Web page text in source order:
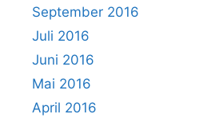
September 2016
Juli 2016
Juni 2016
Mai 2016
April 2016